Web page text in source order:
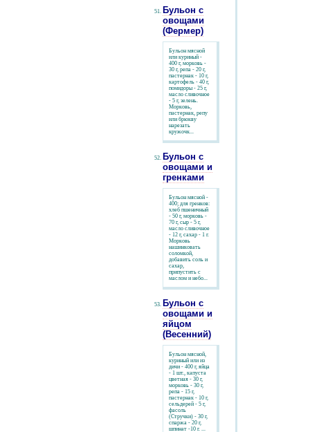
Бульон с
овощами
(Фермер)
Бульон мясной
или куриный -
400 г, морковь -
30 г, репа - 20 г,
пастернак - 10 г,
картофель - 40 г,
помидоры - 25 г,
масло сливочное
- 5 г, зелень.
Морковь,
пастернак, репу
или брюкву
нарезать
кружочк...
Бульон с
овощами и
гренками
Бульон мясной -
400; для гренков:
хлеб пшеничный
- 50 г, морковь -
70 г, сыр - 5 г,
масло сливочное
- 12 г, сахар - 1 г.
Морковь
нашинковать
соломкой,
добавить соль и
сахар,
припустить с
маслом и небо...
Бульон с
овощами и
яйцом
(Весенний)
Бульон мясной,
куриный или из
дичи - 400 г, яйца
- 1 шт., капуста
цветная - 30 г,
морковь - 30 г,
репа - 15 г,
пастернак - 10 г,
сельдерей - 5 г,
фасоль
(Стручки) - 30 г,
спаржа - 20 г,
шпинат -10 г. ...